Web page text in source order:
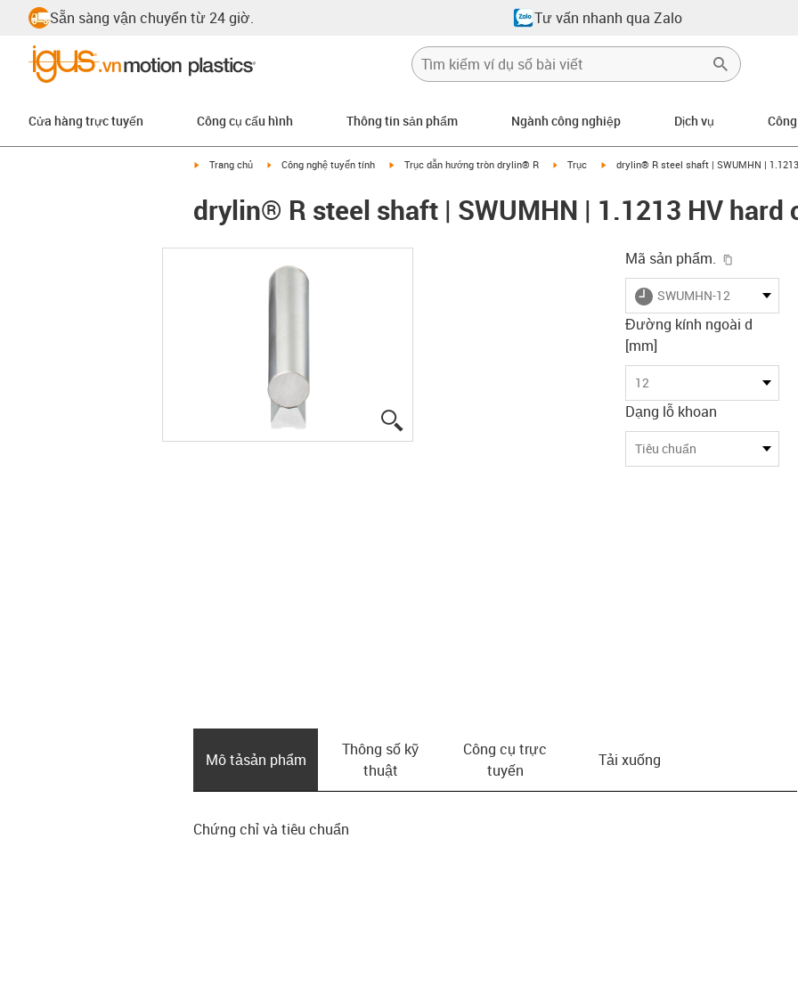
Sẵn sàng vận chuyển từ 24 giờ. Tư vấn nhanh qua Zalo
Cửa hàng trực tuyến Công cụ cấu hình Thông tin sản phẩm Ngành công nghiệp Dịch vụ
igus-icon-arrow-right
Trang chủ igus-icon-arrow-right
Công nghệ tuyến tính igus-icon-arrow-right
Trục dẫn hướng tròn drylin® R igus-icon-arrow-right
Trục igus-icon-arrow-right
drylin® R steel shaft | SWUMHN |
drylin® R steel shaft | SWUMHN | 1.1213 HV
Mã sản phẩm.
igus-icon-lieferzeit
SWUMHN-12
Đường kính ngoài d
[mm]
12
Dạng lỗ khoan
Tiêu chuẩn
Mô tả­sản phẩm
Thông số kỹ
thuật
Công cụ trực
tuyến
Tải xuống
Chứng chỉ và tiêu chuẩn